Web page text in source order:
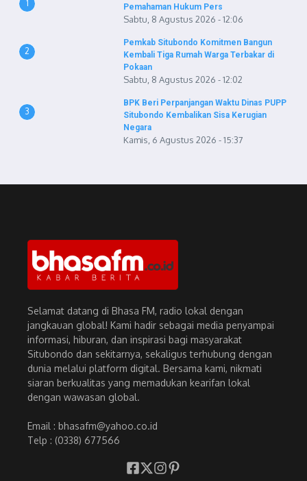
1
Pemahaman Hukum Pers
Sabtu, 8 Agustus 2026 - 12:06
2
Pemkab Situbondo Komitmen Bangun
Kembali Tiga Rumah Warga Terbakar di
Pokaan
Sabtu, 8 Agustus 2026 - 12:02
3
BPK Beri Perpanjangan Waktu Dinas PUPP
Situbondo Kembalikan Sisa Kerugian
Negara
Kamis, 6 Agustus 2026 - 15:37
Selamat datang di Bhasa FM, radio lokal dengan
jangkauan global! Kami hadir sebagai media penyampai
informasi, hiburan, dan inspirasi bagi masyarakat
Situbondo dan sekitarnya, sekaligus terhubung dengan
dunia melalui platform digital. Bersama kami, nikmati
siaran berkualitas yang memadukan kearifan lokal
dengan wawasan global.
Email : bhasafm@yahoo.co.id
Telp : (0338) 677566